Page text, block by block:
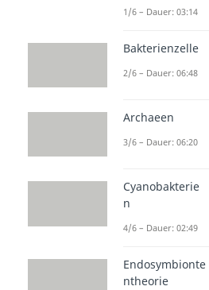
1/6 – Dauer: 03:14
Bakterienzelle
2/6 – Dauer: 06:48
Archaeen
3/6 – Dauer: 06:20
Cyanobakterie
n
4/6 – Dauer: 02:49
Endosymbionte
ntheorie